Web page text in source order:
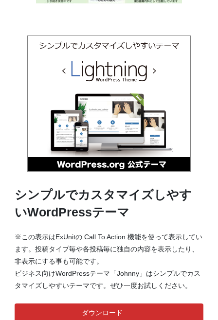
シンプルでカスタマイズしやす
いWordPressテーマ
※この表示はExUnitの Call To Action 機能を使って表示してい
ます。投稿タイプ毎や各投稿毎に独自の内容を表示したり、
非表示にする事も可能です。
ビジネス向けWordPressテーマ「Johnny」はシンプルでカス
タマイズしやすいテーマです。ぜひ一度お試しください。
ダウンロード